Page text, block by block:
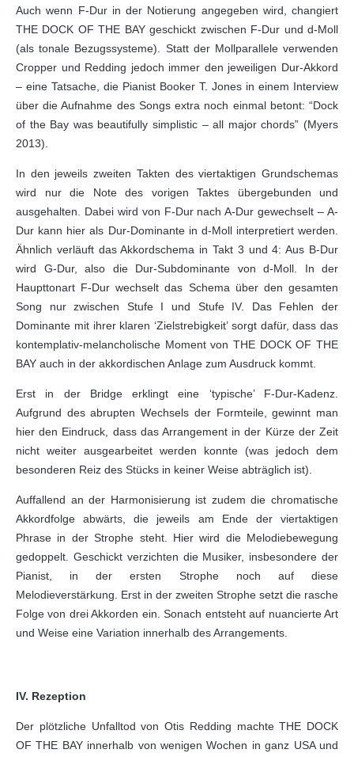
Auch wenn F-Dur in der Notierung angegeben wird, changiert
THE DOCK OF THE BAY geschickt zwischen F-Dur und d-Moll
(als tonale Bezugssysteme). Statt der Mollparallele verwenden
Cropper und Redding jedoch immer den jeweiligen Dur-Akkord
– eine Tatsache, die Pianist Booker T. Jones in einem Interview
über die Aufnahme des Songs extra noch einmal betont: “Dock
of the Bay was beautifully simplistic – all major chords” (Myers
2013).
In den jeweils zweiten Takten des viertaktigen Grundschemas
wird nur die Note des vorigen Taktes übergebunden und
ausgehalten. Dabei wird von F-Dur nach A-Dur gewechselt ‒ A-
Dur kann hier als Dur-Dominante in d-Moll interpretiert werden.
Ähnlich verläuft das Akkordschema in Takt 3 und 4: Aus B-Dur
wird G-Dur, also die Dur-Subdominante von d-Moll. In der
Haupttonart F-Dur wechselt das Schema über den gesamten
Song nur zwischen Stufe I und Stufe IV. Das Fehlen der
Dominante mit ihrer klaren ‘Zielstrebigkeit’ sorgt dafür, dass das
kontemplativ-melancholische Moment von THE DOCK OF THE
BAY auch in der akkordischen Anlage zum Ausdruck kommt.
Erst in der Bridge erklingt eine ‘typische’ F-Dur-Kadenz.
Aufgrund des abrupten Wechsels der Formteile, gewinnt man
hier den Eindruck, dass das Arrangement in der Kürze der Zeit
nicht weiter ausgearbeitet werden konnte (was jedoch dem
besonderen Reiz des Stücks in keiner Weise abträglich ist).
Auffallend an der Harmonisierung ist zudem die chromatische
Akkordfolge abwärts, die jeweils am Ende der viertaktigen
Phrase in der Strophe steht. Hier wird die Melodiebewegung
gedoppelt. Geschickt verzichten die Musiker, insbesondere der
Pianist, in der ersten Strophe noch auf diese
Melodieverstärkung. Erst in der zweiten Strophe setzt die rasche
Folge von drei Akkorden ein. Sonach entsteht auf nuancierte Art
und Weise eine Variation innerhalb des Arrangements.
IV. Rezeption
Der plötzliche Unfalltod von Otis Redding machte THE DOCK
OF THE BAY innerhalb von wenigen Wochen in ganz USA und